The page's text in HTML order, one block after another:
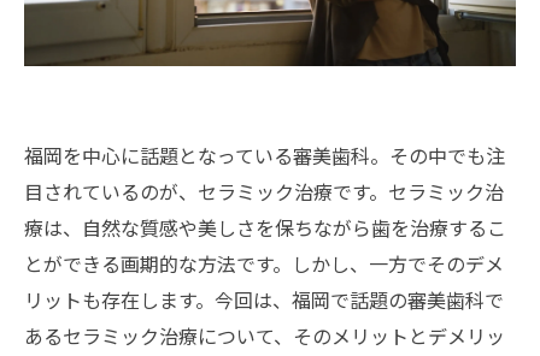
福岡を中心に話題となっている審美歯科。その中でも注
目されているのが、セラミック治療です。セラミック治
療は、自然な質感や美しさを保ちながら歯を治療するこ
とができる画期的な方法です。しかし、一方でそのデメ
リットも存在します。今回は、福岡で話題の審美歯科で
あるセラミック治療について、そのメリットとデメリッ